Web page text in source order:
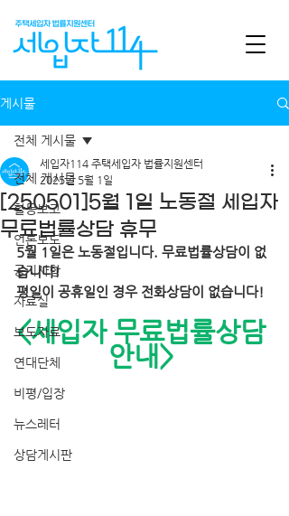
게시물
전체 게시물
활동보고
언론보도
공지사항
자료실
보도자료
연대단체
비평/입장
뉴스레터
상담게시판
전체 게시물
[250501]5월 1일 노동절 세입자
무료법률상담 휴무
세입자114 주택세입자 법률지원센터
2025년 5월 1일
5월 1일은 노동절입니다. 무료법률상담이 없
습니다!
평일이 공휴일인 경우 전화상담이 없습니다!
<세입자 무료법률상담
안내>